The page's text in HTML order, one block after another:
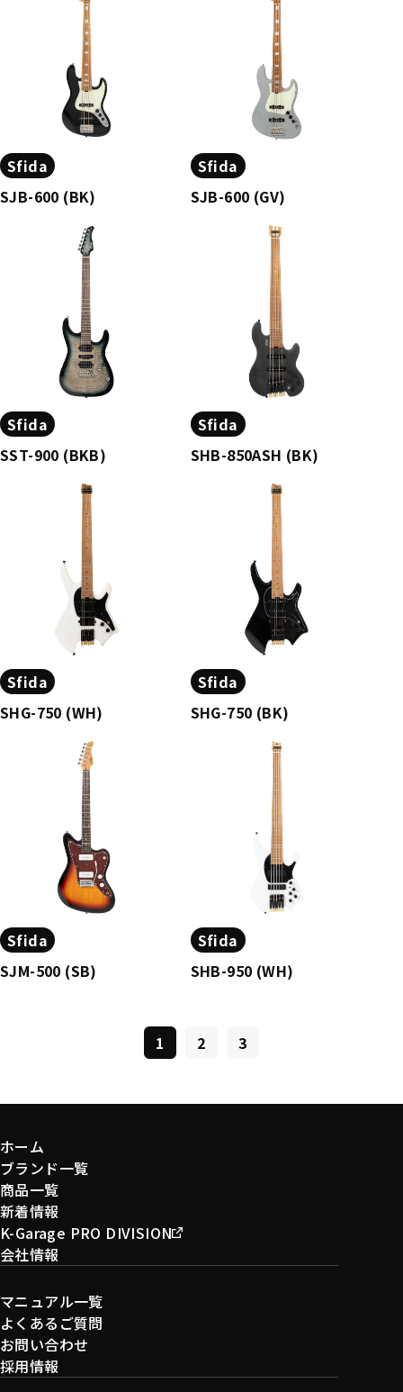
Sfida
SJB-600 (BK)
Sfida
SJB-600 (GV)
Sfida
SST-900 (BKB)
Sfida
SHB-850ASH (BK)
Sfida
SHG-750 (WH)
Sfida
SHG-750 (BK)
Sfida
SJM-500 (SB)
Sfida
SHB-950 (WH)
1 2 3
ホーム
ブランド一覧
商品一覧
新着情報
K-Garage PRO DIVISION
会社情報
マニュアル一覧
よくあるご質問
お問い合わせ
採用情報